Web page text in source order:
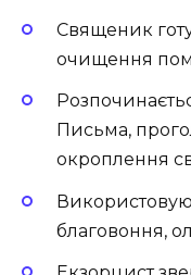
Священик
очищення
Письма,
окроплення
благовоння,